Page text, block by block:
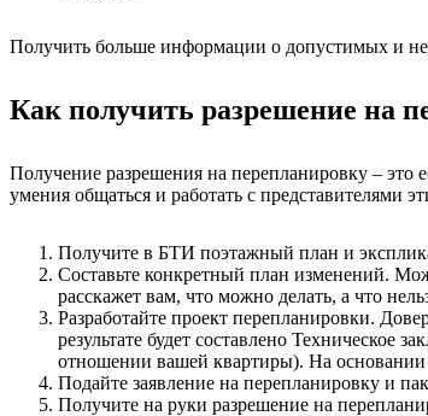
Получить больше информации о допустимых и
Как получить разрешение на
Получение разрешения на перепланировку – это
умения общаться и работать с представителями
Получите в БТИ поэтажный план и
Составьте конкретный план изменений.
расскажет вам, что можно делать, а что
Разработайте проект перепланировки.
результате будет составлено Техническое
отношении вашей квартиры). На основании
Подайте заявление на перепланировку и
Получите на руки разрешение на